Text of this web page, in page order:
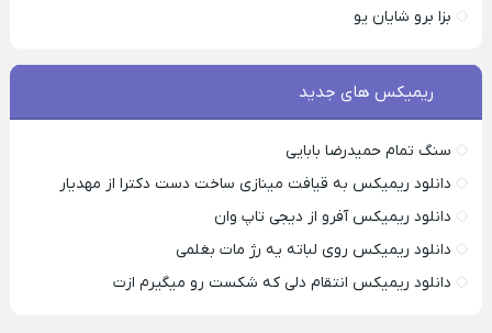
بزا برو شایان یو
ریمیکس های جدید
سنگ تمام حمیدرضا بابایی
دانلود ریمیکس به قیافت مینازی ساخت دست دکترا از مهدیار
دانلود ریمیکس آفرو از ديجی تاپ وان
دانلود ریمیکس روی لباته یه رژ مات بغلمی
دانلود ریمیکس انتقام دلی که شکست رو میگیرم ازت